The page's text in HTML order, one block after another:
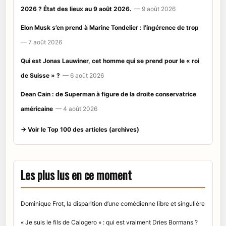
2026 ? État des lieux au 9 août 2026. — 9 août 2026
Elon Musk s’en prend à Marine Tondelier : l’ingérence de trop
— 7 août 2026
Qui est Jonas Lauwiner, cet homme qui se prend pour le « roi
de Suisse » ? — 6 août 2026
Dean Cain : de Superman à figure de la droite conservatrice
américaine — 4 août 2026
→ Voir le Top 100 des articles (archives)
Les plus lus en ce moment
Dominique Frot, la disparition d’une comédienne libre et singulière
« Je suis le fils de Calogero » : qui est vraiment Dries Bormans ?